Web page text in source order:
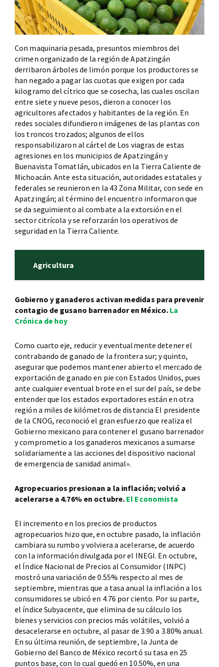
Con maquinaria pesada, presuntos miembros del
crimen organizado de la región de Apatzingán
derribaron árboles de limón porque los productores se
han negado a pagar las cuotas que exigen por cada
kilogramo del cítrico que se cosecha, las cuales oscilan
entre siete y nueve pesos, dieron a conocer los
agricultores afectados y habitantes de la región. En
redes sociales difundieron imágenes de las plantas con
los troncos trozados; algunos de ellos
responsabilizaron al cártel de Los viagras de estas
agresiones en los municipios de Apatzingán y
Buenavista Tomatlán, ubicados en la Tierra Caliente de
Michoacán. Ante esta situación, autoridades estatales y
federales se reunieron en la 43 Zona Militar, con sede en
Apatzingán; al término del encuentro informaron que
se da seguimiento al combate a la extorsión en el
sector citrícola y se reforzarán los operativos de
seguridad en la Tierra Caliente.
Agricultura
Gobierno y ganaderos activan medidas para prevenir
contagio de gusano barrenador en México. La
Crónica de hoy
Como cuarto eje, reducir y eventualmente detener el
contrabando de ganado de la frontera sur; y quinto,
asegurar que podemos mantener abierto el mercado de
exportación de ganado en pie con Estados Unidos, pues
ante cualquier eventual brote en el sur del país, se debe
entender que los estados exportadores están en otra
región a miles de kilómetros de distancia El presidente
de la CNOG, reconoció el gran esfuerzo que realiza el
Gobierno mexicano para contener el gusano barrenador
y comprometio a los ganaderos mexicanos a sumarse
solidariamente a las acciones del dispositivo nacional
de emergencia de sanidad animal».
Agropecuarios presionan a la inflación; volvió a
acelerarse a 4.76% en octubre. El Economista
El incremento en los precios de productos
agropecuarios hizo que, en octubre pasado, la inflación
cambiara su rumbo y volviera a acelerarse, de acuerdo
con la información divulgada por el INEGI. En octubre,
el Índice Nacional de Precios al Consumidor (INPC)
mostró una variación de 0.55% respecto al mes de
septiembre, mientras que a tasa anual la inflación a los
consumidores se ubicó en 4.76 por ciento. Por su parte,
el índice Subyacente, que elimina de su cálculo los
bienes y servicios con precios más volátiles, volvió a
desacelerarse en octubre, al pasar de 3.90 a 3.80% anual.
En su última reunión, de septiembre, la Junta de
Gobierno del Banco de México recortó su tasa en 25
puntos base, con lo cual quedó en 10.50%, en una